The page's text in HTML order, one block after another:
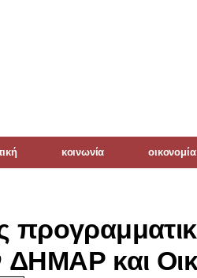
κοινωνία οικονομία
και